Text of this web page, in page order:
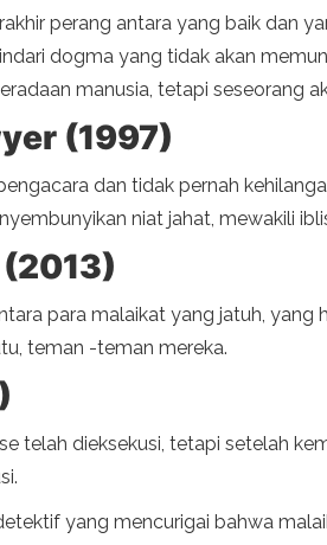
perang antara yang baik dan
dogma yang tidak akan
manusia, tetapi seseorang
(1997)
dan tidak pernah
niat jahat, mewakili
para malaikat yang jatuh,
teman -teman mereka.
telah dieksekusi, tetapi setelah
yang mencurigai bahwa